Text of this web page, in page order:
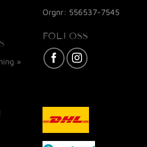
»
Orgnr: 556537-7545
FÖLJ OSS